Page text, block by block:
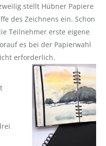
stellt Hübner Papiere
des Zeichnens ein. Schon
Teilnehmer erste eigene
es bei der Papierwahl
erforderlich.